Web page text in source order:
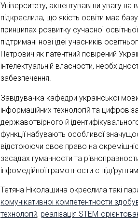
Університету, акцентувавши увагу
підкреслила, що якість освіти має
принципах розвитку сучасної
підтримані нові ідеї учасників
Петрович як патентний повірений
інтелектуальній власности,
забезпечення.
Завідувачка кафедри української
інформаційних технологій та
державотвірного й
функції набувають особливої
відстоюючи своє право на
засадах гуманности та
інфомедійної грамотности є
Тетяна Ніколашина окреслила такі
комунікативної компетентности
технологій, реалізація STEM-